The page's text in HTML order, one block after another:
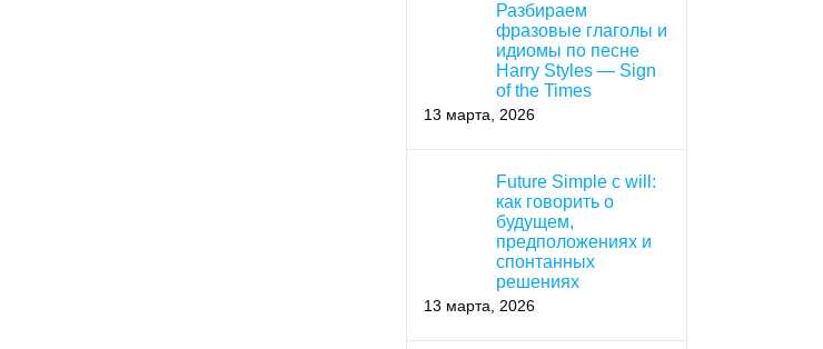
Разбираем
фразовые глаголы и
идиомы по песне
Harry Styles — Sign
of the Times
13 марта, 2026
Future Simple с will:
как говорить о
будущем,
предположениях и
спонтанных
решениях
13 марта, 2026